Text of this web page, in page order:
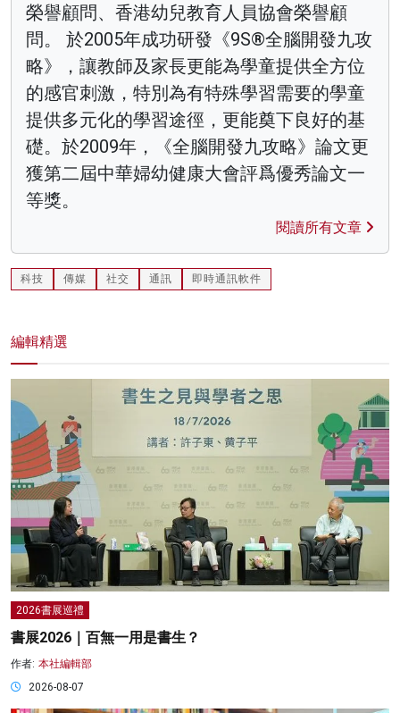
榮譽顧問、香港幼兒教育人員協會榮譽顧
問。 於2005年成功研發《9S®全腦開發九攻
略》，讓教師及家長更能為學童提供全方位
的感官刺激，特別為有特殊學習需要的學童
提供多元化的學習途徑，更能奠下良好的基
礎。於2009年，《全腦開發九攻略》論文更
獲第二屆中華婦幼健康大會評爲優秀論文一
等獎。
閱讀所有文章
科技 傳媒 社交 通訊 即時通訊軟件
編輯精選
2026書展巡禮
書展2026｜百無一用是書生？
作者: 本社編輯部
2026-08-07